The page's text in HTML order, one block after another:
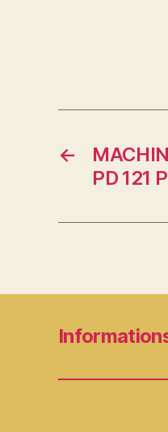
←
PD 121